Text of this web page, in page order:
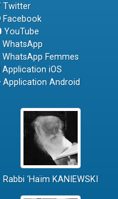
Twitter
Facebook
YouTube
WhatsApp
WhatsApp Femmes
Application iOS
Application Android
Rabbi 'Haïm KANIEWSKI